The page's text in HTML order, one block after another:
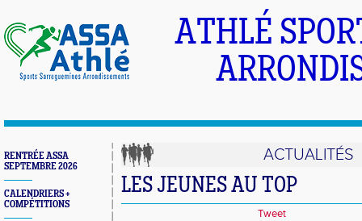
ATHLÉ
RENTRÉE ASSA
SEPTEMBRE 2026
CALENDRIERS +
COMPÉTITIONS
ACTUALITÉS
LES JEUNES AU TOP
Tweet